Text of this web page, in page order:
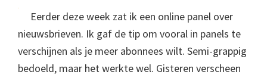
Eerder deze week zat ik een online panel over
nieuwsbrieven. Ik gaf de tip om vooral in panels te
verschijnen als je meer abonnees wilt. Semi-grappig
bedoeld, maar het werkte wel. Gisteren verscheen